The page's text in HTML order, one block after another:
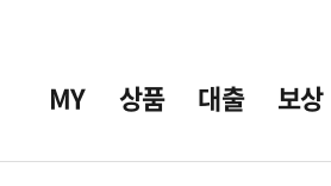
MY 상품 대출 보상